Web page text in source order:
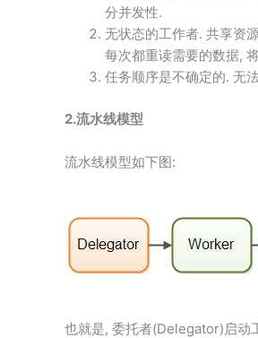
分并发性.
无状态的工作者. 共享资
每次都重读需要的数据,
任务顺序是不确定的. 无
2.流水线模型
流水线模型如下图:
也就是, 委托者(Delegator)启动